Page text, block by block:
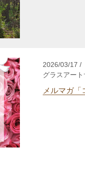
2026/03/17 /
グラスアー
自分発見講座
メルマガ「